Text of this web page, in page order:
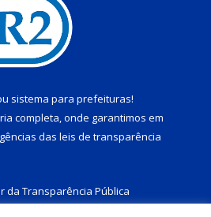
sistema para prefeituras!
completa, onde garantimos em
das leis de transparência
da Transparência Pública